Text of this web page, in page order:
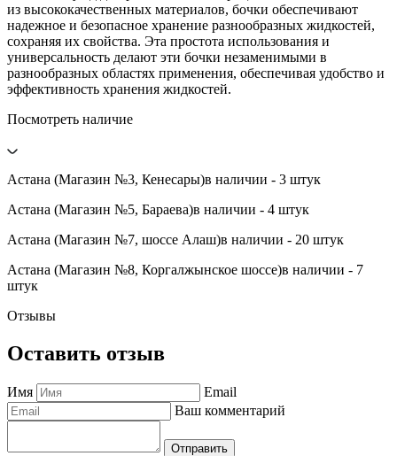
из высококачественных материалов, бочки обеспечивают
надежное и безопасное хранение разнообразных жидкостей,
сохраняя их свойства. Эта простота использования и
универсальность делают эти бочки незаменимыми в
разнообразных областях применения, обеспечивая удобство и
эффективность хранения жидкостей.
Посмотреть наличие
Астана (Магазин №3, Кенесары)в наличии - 3 штук
Астана (Магазин №5, Бараева)в наличии - 4 штук
Астана (Магазин №7, шоссе Алаш)в наличии - 20 штук
Астана (Магазин №8, Коргалжынское шоссе)в наличии - 7
штук
Отзывы
Оставить отзыв
Имя
Email
Ваш комментарий
Отправить